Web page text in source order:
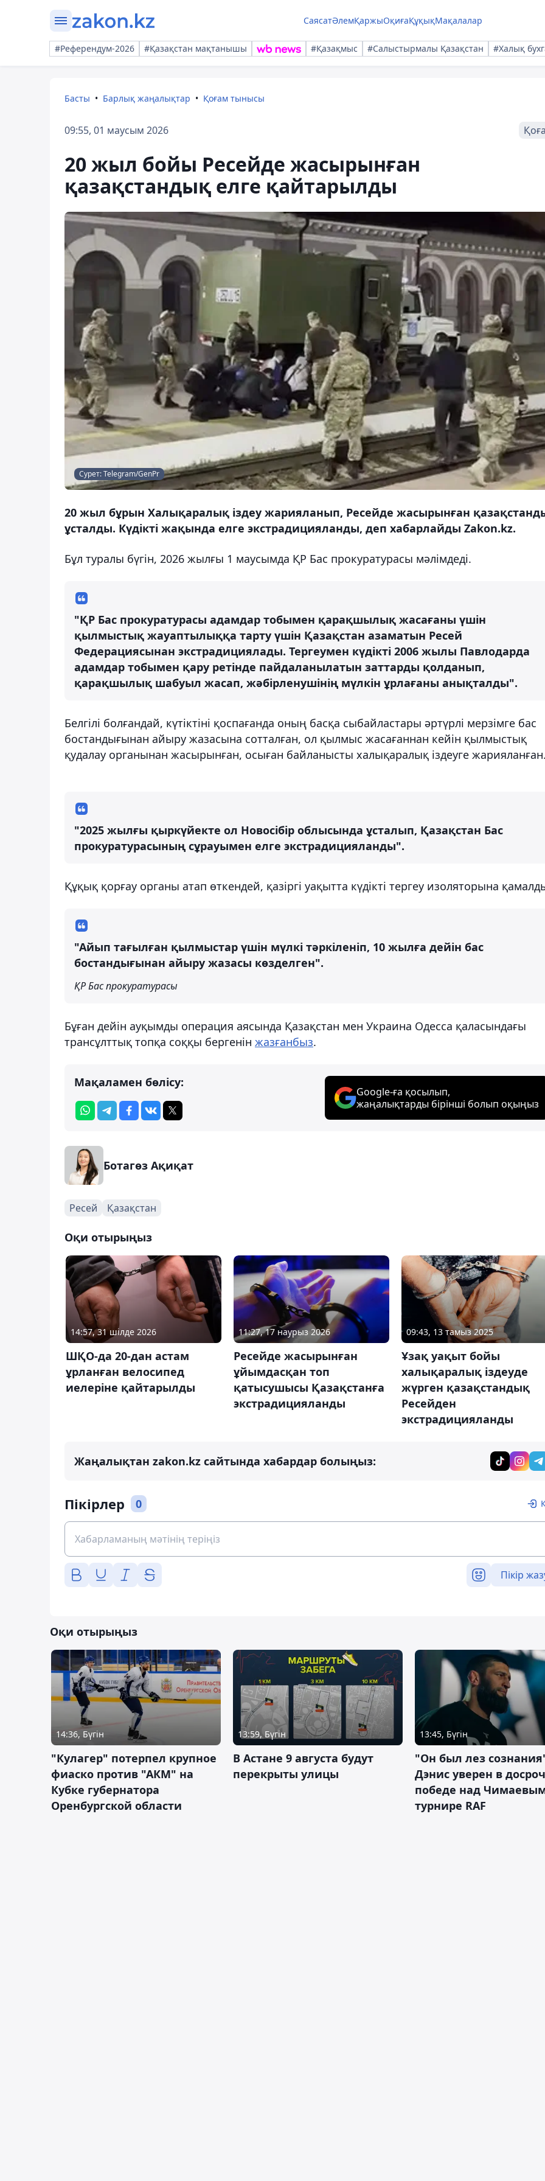
СаясатӘлемҚаржыОқиғаҚұқықМақалалар
#Референдум-2026 #Қазақстан мақтанышы #Қазақмыс #Салыстырмалы Қазақстан #Халық
Басты Барлық жаңалықтар Қоғам тынысы
09:55, 01 маусым 2026
20 жыл бойы Ресейде жасырынған
қазақстандық елге қайтарылды
Сурет: Telegram/GenPr
20 жыл бұрын Халықаралық іздеу жарияланып, Ресейде жасырынған
ұсталды. Күдікті жақында елге экстрадицияланды, деп хабарлайды Zakon.kz.
Бұл туралы бүгін, 2026 жылғы 1 маусымда ҚР Бас прокуратурасы мәлімдеді.
"ҚР Бас прокуратурасы адамдар тобымен қарақшылық жасағаны үшін
қылмыстық жауаптылыққа тарту үшін Қазақстан азаматын Ресей
Федерациясынан экстрадициялады. Тергеумен күдікті 2006 жылы Павлодарда
адамдар тобымен қару ретiнде пайдаланылатын заттарды қолданып,
қарақшылық шабуыл жасап, жәбірленушінің мүлкін ұрлағаны анықталды".
Белгілі болғандай, күтіктіні қоспағанда оның басқа сыбайластары әртүрлі мерзімге бас
бостандығынан айыру жазасына сотталған, ол қылмыс жасағаннан кейін қылмыстық
қудалау органынан жасырынған, осыған байланысты халықаралық іздеуге
"2025 жылғы қыркүйекте ол Новосібір облысында ұсталып, Қазақстан Бас
прокуратурасының сұрауымен елге экстрадицияланды".
Құқық қорғау органы атап өткендей, қазіргі уақытта күдікті тергеу изоляторына
"Айып тағылған қылмыстар үшін мүлкі тәркіленіп, 10 жылға дейін бас
бостандығынан айыру жазасы көзделген".
ҚР Бас прокуратурасы
Бұған дейін ауқымды операция аясында Қазақстан мен Украина Одесса қаласындағы
трансұлттық топқа соққы бергенін жазғанбыз.
Мақаламен бөлісу:
Google-ға қосылып,
жаңалықтарды бірінші болып оқыңыз
Ботагөз Ақиқат
Ресей Қазақстан
Оқи отырыңыз
14:57, 31 шілде 2026
ШҚО-да 20-дан астам
ұрланған велосипед
иелеріне қайтарылды
11:27, 17 наурыз 2026
Ресейде жасырынған
ұйымдасқан топ
қатысушысы Қазақстанға
экстрадицияланды
09:43, 13 тамыз 2025
Ұзақ уақыт бойы
халықаралық іздеуде
жүрген қазақстандық
Ресейден
экстрадицияланды
Жаңалықтан zakon.kz сайтында хабардар болыңыз:
Пікірлер 0
Пікір
Оқи отырыңыз
14:36, Бүгін
"Кулагер" потерпел крупное
фиаско против "АКМ" на
Кубке губернатора
Оренбургской области
13:59, Бүгін
В Астане 9 августа будут
перекрыты улицы
13:45, Бүгін
"Он был лез
Дэнис уверен в
победе над
турнире RAF